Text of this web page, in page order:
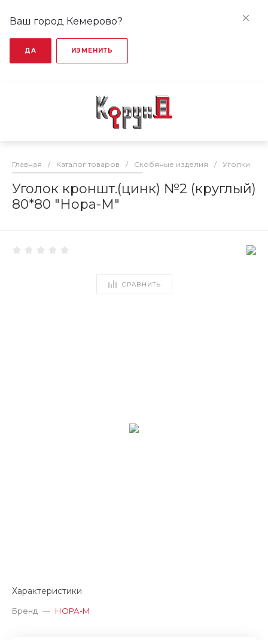
Ваш город Кемерово?
ДА ИЗМЕНИТЬ
Главная / Каталог товаров / Скобяные изделия / Уголки
Уголок кроншт.(цинк) №2 (круглый)
80*80 "Нора-М"
СРАВНИТЬ
Характеристики
Бренд — НОРА-М